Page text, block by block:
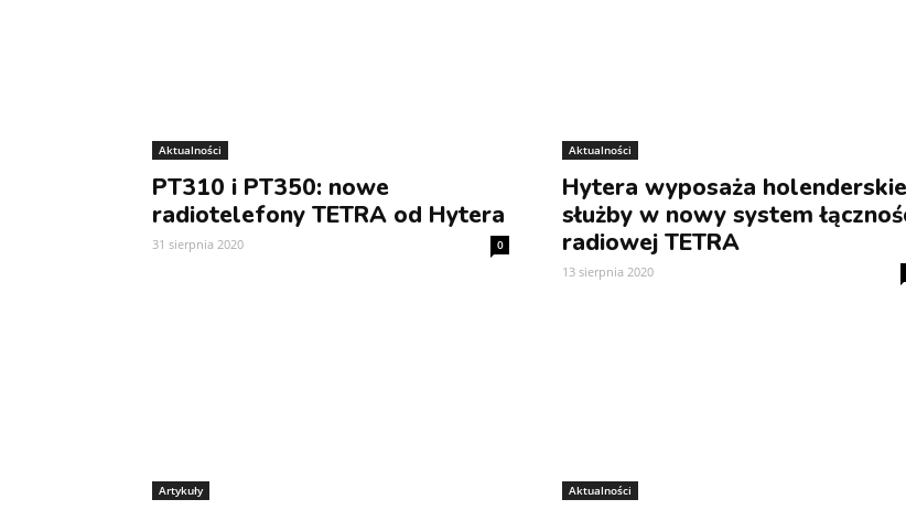
Aktualności
PT310 i PT350: nowe
radiotelefony TETRA od Hytera
31 sierpnia 2020 0
Aktualności
Hytera wyposaża holenderskie
służby w nowy system
radiowej TETRA
13 sierpnia 2020
Artykuły Aktualności